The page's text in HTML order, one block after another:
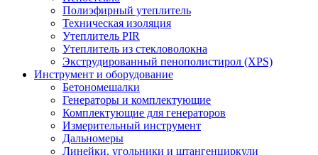
Полиэфирный утеплитель
Техническая изоляция
Утеплитель PIR
Утеплитель из стекловолокна
Экструдированный пенополистирол (XPS)
Инструмент и оборудование
Бетономешалки
Генераторы и комплектующие
Комплектующие для генераторов
Измерительный инструмент
Дальномеры
Линейки, угольники и штангенциркули